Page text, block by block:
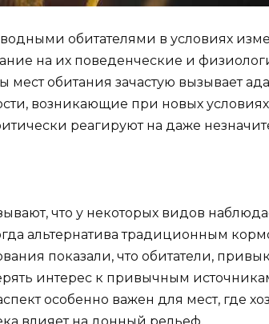
обитателями в условиях
на их поведенческие и
мест обитания зачастую вызывает
возникающие при новых
реагируют на даже
что у некоторых видов
альтернатива традиционным
показали, что обитатели,
интерес к привычным
особенно важен для мест, где